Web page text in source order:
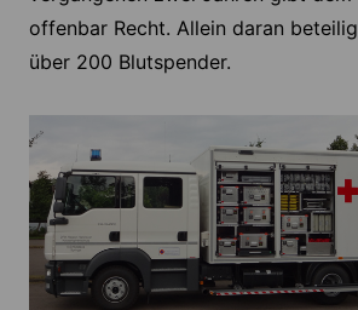
offenbar Recht. Allein daran
über 200 Blutspender.